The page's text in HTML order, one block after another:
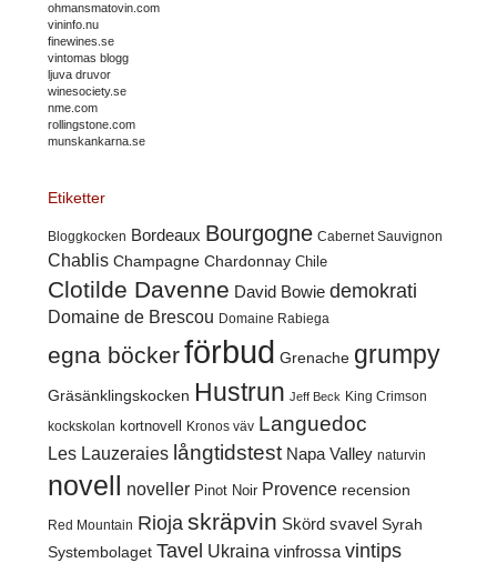
ohmansmatovin.com
vininfo.nu
finewines.se
vintomas blogg
ljuva druvor
winesociety.se
nme.com
rollingstone.com
munskankarna.se
Etiketter
Bloggkocken Bordeaux Bourgogne Cabernet Sauvignon
Chablis Champagne Chardonnay Chile
Clotilde Davenne David Bowie demokrati
Domaine de Brescou Domaine Rabiega
egna böckerförbud Grenache grumpy
Gräsänklingskocken Hustrun Jeff Beck King Crimson
kockskolan kortnovell Kronos väv Languedoc
Les Lauzeraies långtidstest Napa Valley naturvin
novell noveller Pinot Noir Provence recension
Red Mountain Rioja skräpvin Skörd svavel Syrah
Systembolaget Tavel Ukraina vinfrossa vintips